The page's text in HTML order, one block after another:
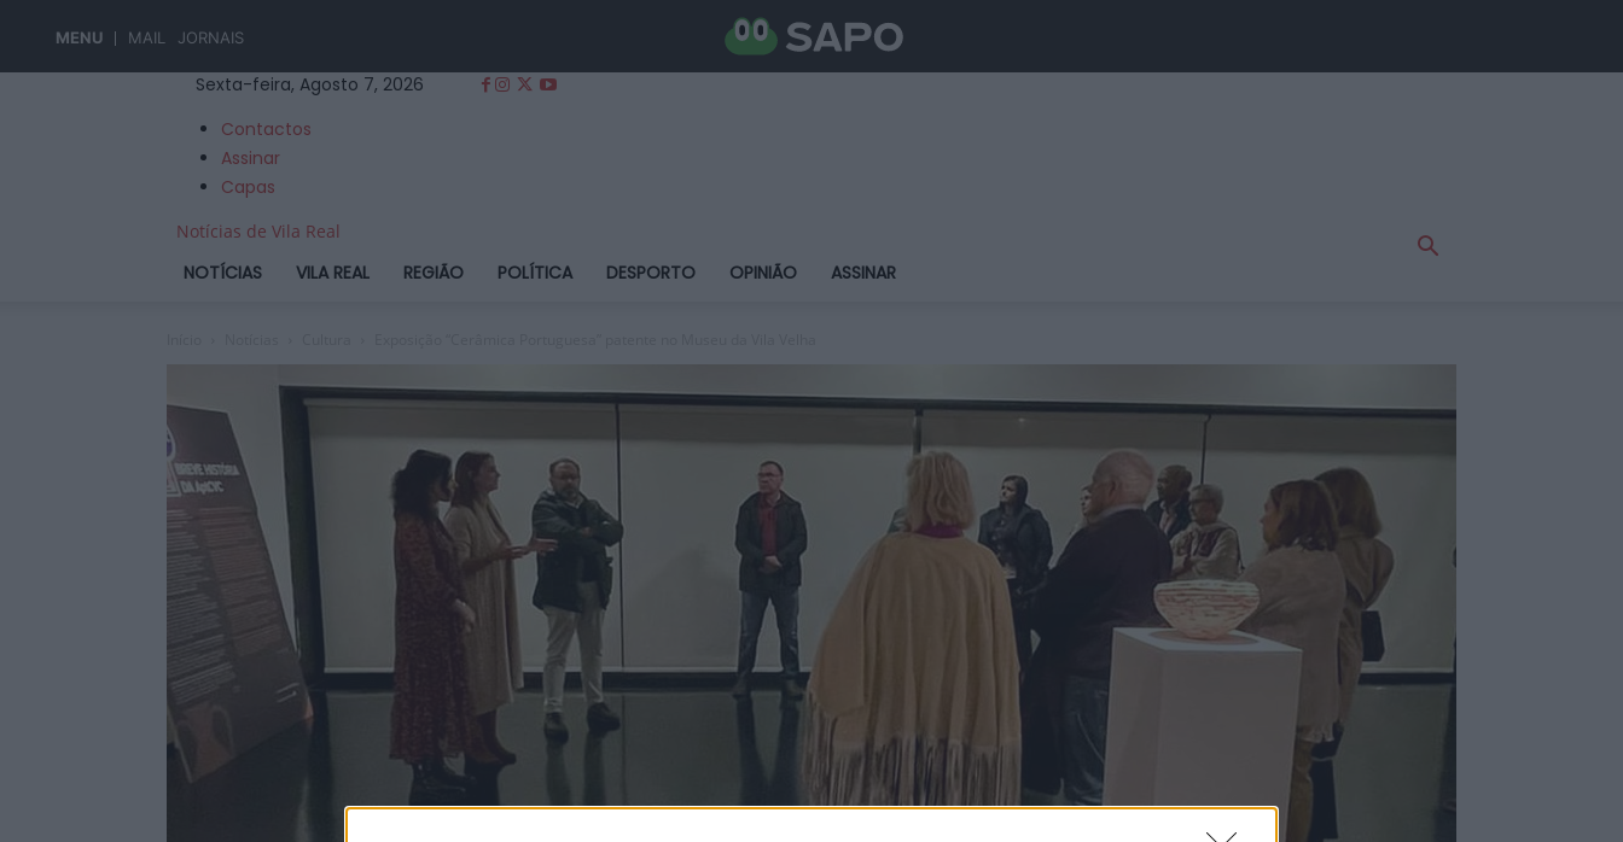
MENU MAIL JORNAIS
Sexta-feira, Agosto 7, 2026
Contactos
Assinar
Capas
Notícias de Vila Real
NOTÍCIAS VILA REAL REGIÃO POLÍTICA DESPORTO OPINIÃO ASSINAR